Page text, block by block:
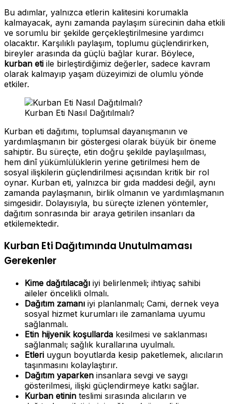
Bu adımlar, yalnızca etlerin kalitesini korumakla
kalmayacak, aynı zamanda paylaşım sürecinin daha etkili
ve sorumlu bir şekilde gerçekleştirilmesine yardımcı
olacaktır. Karşılıklı paylaşım, toplumu güçlendirirken,
bireyler arasında da güçlü bağlar kurar. Böylece,
kurban eti ile birleştirdiğimiz değerler, sadece kavram
olarak kalmayıp yaşam düzeyimizi de olumlu yönde
etkiler.
Kurban Eti Nasıl Dağıtılmalı?
Kurban eti dağıtımı, toplumsal dayanışmanın ve
yardımlaşmanın bir göstergesi olarak büyük bir öneme
sahiptir. Bu süreçte, etin doğru şekilde paylaşıılması,
hem dinî yükümlülüklerin yerine getirilmesi hem de
sosyal ilişkilerin güçlendirilmesi açısından kritik bir rol
oynar. Kurban eti, yalnızca bir gıda maddesi değil, aynı
zamanda paylaşmanın, birlik olmanın ve yardımlaşmanın
simgesidir. Dolayısıyla, bu süreçte izlenen yöntemler,
dağıtım sonrasında bir araya getirilen insanları da
etkilemektedir.
Kurban Eti Dağıtımında Unutulmaması
Gerekenler
Kime dağıtılacağı iyi belirlenmeli; ihtiyaç sahibi
aileler öncelikli olmalı.
Dağıtım zamanı iyi planlanmalı; Cami, dernek veya
sosyal hizmet kurumları ile zamanlama uyumu
sağlanmalı.
Etin hijyenik koşullarda kesilmesi ve saklanması
sağlanmalı; sağlık kurallarına uyulmalı.
Etleri uygun boyutlarda kesip paketlemek, alıcıların
taşınmasını kolaylaştırır.
Dağıtım yaparken insanlara sevgi ve saygı
gösterilmesi, ilişki güçlendirmeye katkı sağlar.
Kurban etinin teslimi sırasında alıcıların ve